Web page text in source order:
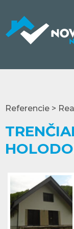
Referencie >